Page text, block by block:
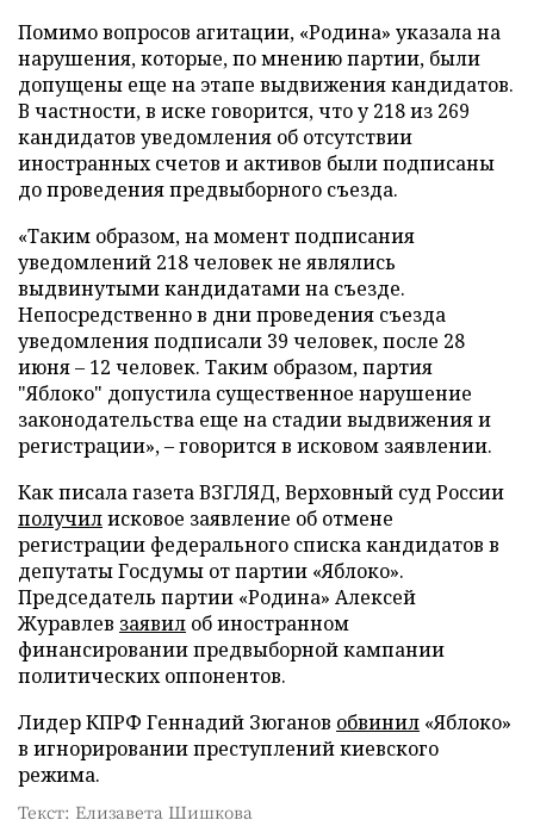
Помимо вопросов агитации, «Родина» указала на
нарушения, которые, по мнению партии, были
допущены еще на этапе выдвижения кандидатов.
В частности, в иске говорится, что у 218 из 269
кандидатов уведомления об отсутствии
иностранных счетов и активов были подписаны
до проведения предвыборного съезда.
«Таким образом, на момент подписания
уведомлений 218 человек не являлись
выдвинутыми кандидатами на съезде.
Непосредственно в дни проведения съезда
уведомления подписали 39 человек, после 28
июня – 12 человек. Таким образом, партия
"Яблоко" допустила существенное нарушение
законодательства еще на стадии выдвижения и
регистрации», – говорится в исковом заявлении.
Как писала газета ВЗГЛЯД, Верховный суд России
получилисковое заявление об отмене
регистрации федерального списка кандидатов в
депутаты Госдумы от партии «Яблоко».
Председатель партии «Родина» Алексей
Журавлев заявил об иностранном
финансировании предвыборной кампании
политических оппонентов.
Лидер КПРФ Геннадий Зюганов обвинил «Яблоко»
в игнорировании преступлений киевского
режима.
Текст: Елизавета Шишкова